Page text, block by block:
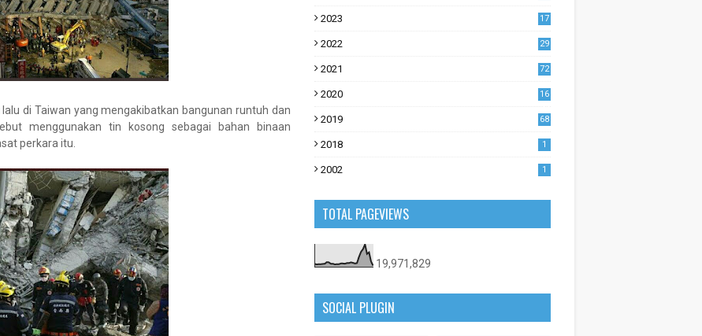
di Taiwan yang mengakibatkan bangunan runtuh dan
menggunakan tin kosong sebagai bahan binaan
perkara itu.
2023
17
2022
29
2021
72
2020
16
2019
68
2018 1
2002 1
TOTAL PAGEVIEWS
19,971,829
SOCIAL PLUGIN